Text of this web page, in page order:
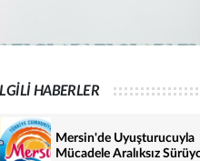
HABERLER
Mersin'de Uyuşturucuyla
Mücadele Aralıksız